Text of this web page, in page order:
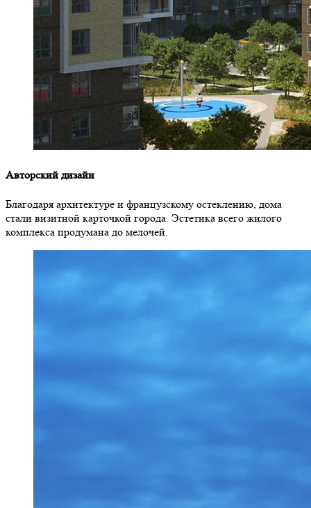
Авторский дизайн
Благодаря архитектуре и французскому остеклению, дома
стали визитной карточкой города. Эстетика всего жилого
комплекса продумана до мелочей.